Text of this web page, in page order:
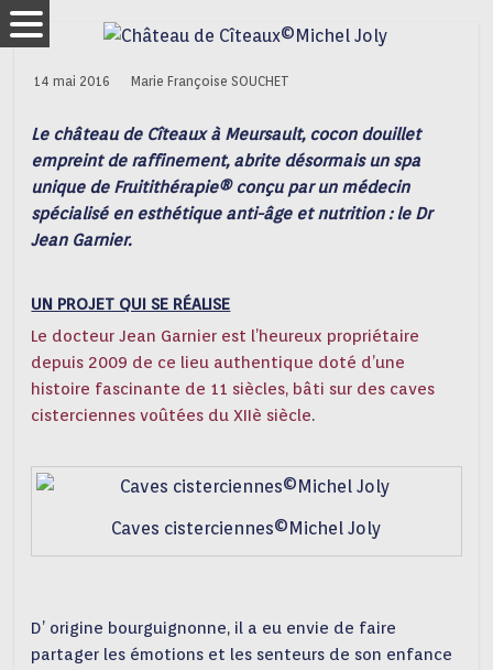
14 mai 2016 Marie Françoise SOUCHET
Le château de Cîteaux à Meursault, cocon douillet
empreint de raffinement, abrite désormais un spa
unique de Fruitithérapie® conçu par un médecin
spécialisé en esthétique anti-âge et nutrition : le Dr
Jean Garnier.
UN PROJET QUI SE RÉALISE
Le docteur Jean Garnier est l’heureux propriétaire
depuis 2009 de ce lieu authentique doté d’une
histoire fascinante de 11 siècles, bâti sur des caves
cisterciennes voûtées du XIIè siècle.
Caves cisterciennes©Michel Joly
D’ origine bourguignonne, il a eu envie de faire
partager les émotions et les senteurs de son enfance